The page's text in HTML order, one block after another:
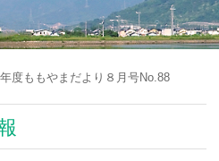
度ももやまだより８月号No.88